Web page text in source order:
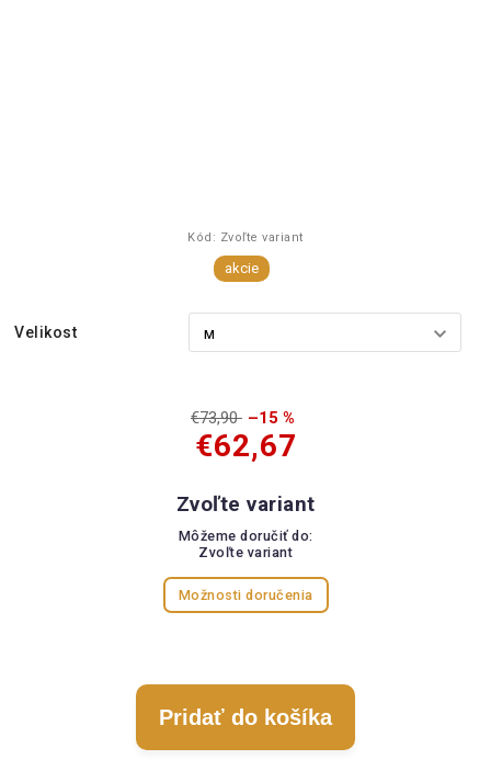
Kód: Zvoľte variant
akcie
Velikost
€73,90 –15 %
€62,67
Zvoľte variant
Môžeme doručiť do:
Zvoľte variant
Možnosti doručenia
Pridať do košíka